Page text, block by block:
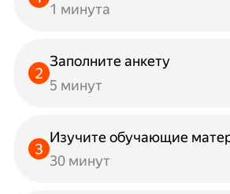
1 минута
Заполните анкету
5 минут
Изучите обучающие
30 минут